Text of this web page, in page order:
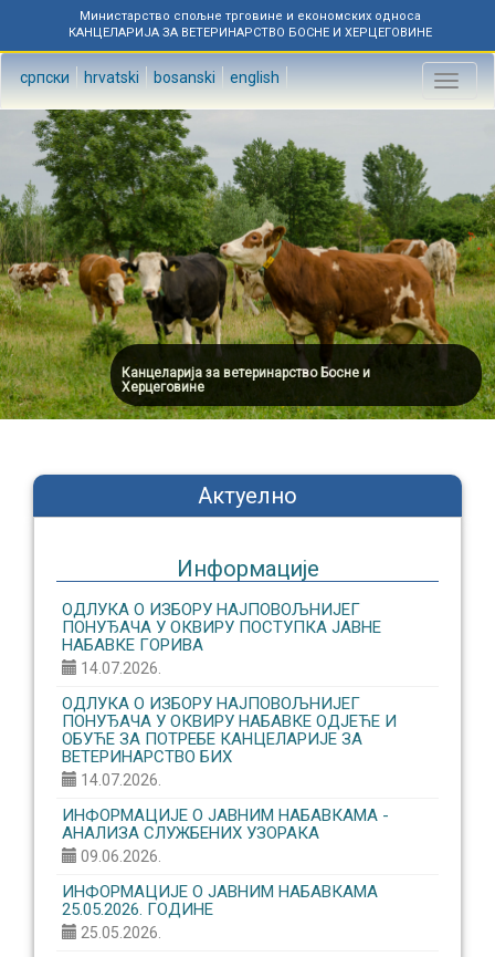
Министарство спољне трговине и економских односа
КАНЦЕЛАРИЈА ЗА ВЕТЕРИНАРСТВО БОСНЕ И ХЕРЦЕГОВИНЕ
српски hrvatski bosanski english
Toggle
Канцеларија за ветеринарство Босне и
Херцеговине
Актуелно
Информације
ОДЛУКА О ИЗБОРУ НАЈПОВОЉНИЈЕГ
ПОНУЂАЧА У ОКВИРУ ПОСТУПКА ЈАВНЕ
НАБАВКЕ ГОРИВА
14.07.2026.
ОДЛУКА О ИЗБОРУ НАЈПОВОЉНИЈЕГ
ПОНУЂАЧА У ОКВИРУ НАБАВКЕ ОДЈЕЋЕ И
ОБУЋЕ ЗА ПОТРЕБЕ КАНЦЕЛАРИЈЕ ЗА
ВЕТЕРИНАРСТВО БИХ
14.07.2026.
ИНФОРМАЦИЈЕ О ЈАВНИМ НАБАВКАМА -
АНАЛИЗА СЛУЖБЕНИХ УЗОРАКА
09.06.2026.
ИНФОРМАЦИЈЕ О ЈАВНИМ НАБАВКАМА
25.05.2026. ГОДИНЕ
25.05.2026.